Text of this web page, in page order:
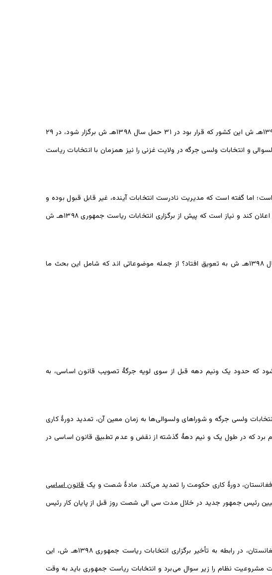
ریاست جمهوری سال ۱۳۹۸هـ ش این کشور که قرار بود در ۳۱ حمل سال ۱۳۹۸هـ ش برگزار شود، در ۲۹
و انتخابات ولسی جرگه در ولایت غزنی را نیز همزمان با انتخابات ریاست
اما گفته است که مدیریت نادرست انتخابات آینده، غیر قابل قبول بوده و
پذیرفتنی نیست. یوناما همچنان گفته است که کمیسیون مستقل انتخابات باید هر چه زودتر تقویم جدید انتخابات آینده را اعلان کند و نیاز است که پیش از برگزاری انتخابات ریاست جمهوری ۱۳۹۸هـ ش
چگونگی ادامۀ کار حکومت وحدت ملي از بعد قانون اساسی و این که به دلیل کدام عوامل انتخابات ریاست جمهوری سال ۱۳۹۸هـ ش به تعویق افتاد؟ از جمله موضوعاتی اند که شامل این بحث ما
که حدود یک ونیم دهه قبل از سوی لویه جرگۀ تصویب قانون اساسی، به
ولسی جرگه و شوراهای ولسوالی‌ها به زمان معین آن، تمدید دورۀ کاری
برد که در طول یک و نیم دهۀ گذشته از نقض و عدم تطبیق قانون اساسی در
قانون اساسی
رئیس جمهور جدید در خلال مدت سی الی شصت روز قبل از پایان کار رئیس
کمیسیون مستقل نظارت بر تطبیق قانون اساسی افغانستان نیز در واکنش به تصمیم اخیر کمیسیون مستقل انتخابات افغانستان، در رابطه به تأخیر برگزاری انتخابات ریاست جمهوری ۱۳۹۸هـ ش، این
نظام را زیر سوال می‌برد و انتخابات ریاست جمهوری باید به وقت